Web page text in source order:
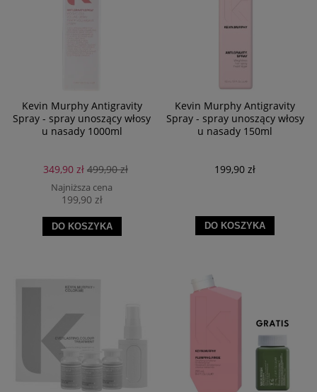
Kevin Murphy Antigravity
Spray - spray unoszący włosy
u nasady 1000ml
349,90 zł 499,90 zł
Najniższa cena
199,90 zł
DO KOSZYKA
Kevin Murphy Antigravity
Spray - spray unoszący włosy
u nasady 150ml
199,90 zł
DO KOSZYKA